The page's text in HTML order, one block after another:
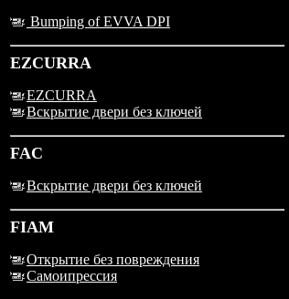
Bumping of EVVA DPI
EZCURRA
EZCURRA
Вскрытие двери без ключей
FAC
Вскрытие двери без ключей
FIAM
Открытие без повреждения
Самоипрессия